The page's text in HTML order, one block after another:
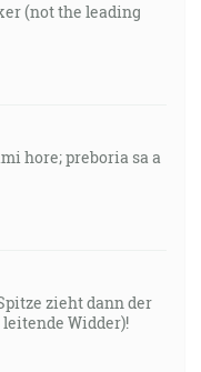
(not the leading
hore; preboria sa a
zieht dann der
Widder)!